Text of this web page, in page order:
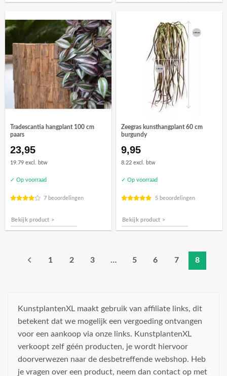
Tradescantia hangplant 100 cm
paars
23,95
19.79 excl. btw
✓ Op voorraad
7 beoordelingen
Bekijk product >
Zeegras kunsthangplant 60 cm
burgundy
9,95
8.22 excl. btw
✓ Op voorraad
5 beoordelingen
Bekijk product >
1 2 3 … 5 6 7 8
KunstplantenXL maakt gebruik van affiliate links, dit
betekent dat we mogelijk een vergoeding ontvangen
voor een aankoop via onze links. KunstplantenXL
verkoopt zelf géén producten, je wordt hiervoor
doorverwezen naar de desbetreffende webshop. Heb
je vragen over een product, neem dan contact op met